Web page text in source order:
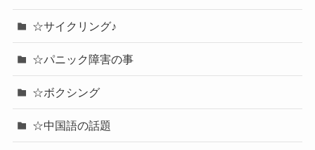
☆サイクリング♪
☆パニック障害の事
☆ボクシング
☆中国語の話題